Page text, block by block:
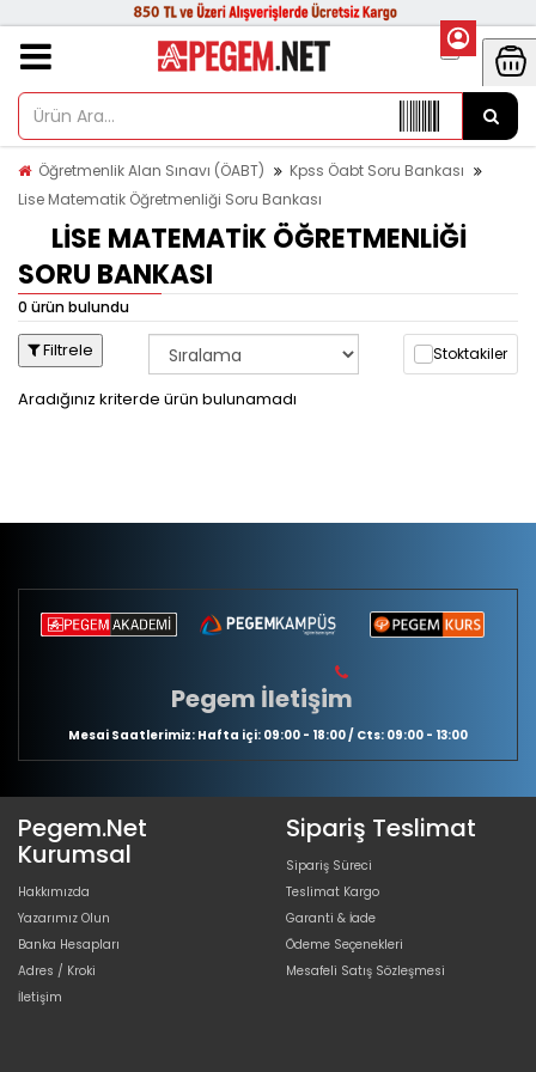
Öğretmenlik Alan Sınavı (ÖABT)
Kpss Öabt Soru Bankası
Lise Matematik Öğretmenliği Soru Bankası
LISE MATEMATIK ÖĞRETMENLIĞI
SORU BANKASI
0 ürün bulundu
Filtrele Stoktakiler
Aradığınız kriterde ürün bulunamadı
Pegem İletişim
Mesai Saatlerimiz: Hafta içi: 09:00 - 18:00 / Cts: 09:00 - 13:00
Pegem.Net
Kurumsal
Hakkımızda
Yazarımız Olun
Banka Hesapları
Adres / Kroki
İletişim
Sipariş Teslimat
Sipariş Süreci
Teslimat Kargo
Garanti & İade
Ödeme Seçenekleri
Mesafeli Satış Sözleşmesi